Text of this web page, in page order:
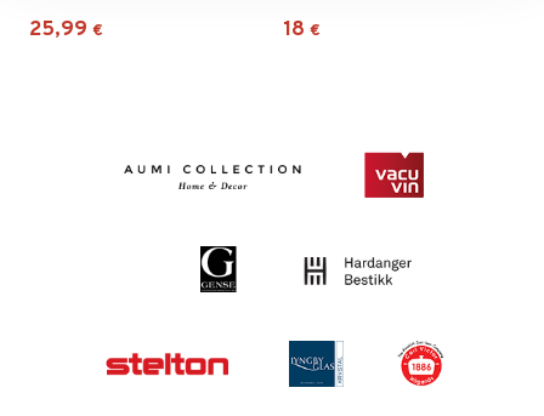
25,99 € 18 €